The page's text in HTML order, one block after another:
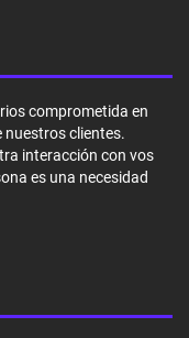
comprometida en
nuestros clientes.
interacción con vos
es una necesidad